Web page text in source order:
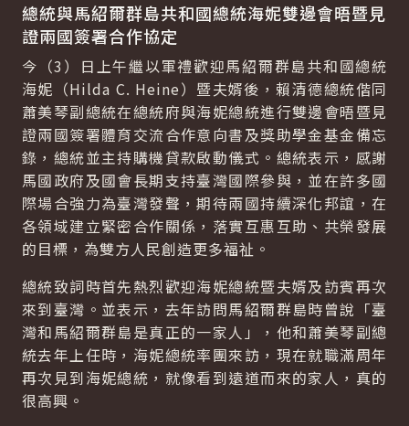
總統與馬紹爾群島共和國總統海妮雙邊會晤暨見
證兩國簽署合作協定
今（3）日上午繼以軍禮歡迎馬紹爾群島共和國總統
海妮（Hilda C. Heine）暨夫婿後，賴清德總統偕同
蕭美琴副總統在總統府與海妮總統進行雙邊會晤暨見
證兩國簽署體育交流合作意向書及獎助學金基金備忘
錄，總統並主持購機貸款啟動儀式。總統表示，感謝
馬國政府及國會長期支持臺灣國際參與，並在許多國
際場合強力為臺灣發聲，期待兩國持續深化邦誼，在
各領域建立緊密合作關係，落實互惠互助、共榮發展
的目標，為雙方人民創造更多福祉。
總統致詞時首先熱烈歡迎海妮總統暨夫婿及訪賓再次
來到臺灣。並表示，去年訪問馬紹爾群島時曾說「臺
灣和馬紹爾群島是真正的一家人」，他和蕭美琴副總
統去年上任時，海妮總統率團來訪，現在就職滿周年
再次見到海妮總統，就像看到遠道而來的家人，真的
很高興。